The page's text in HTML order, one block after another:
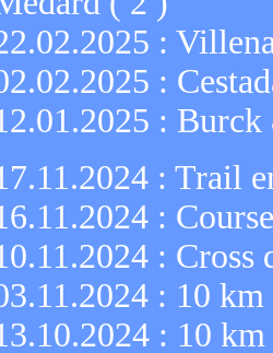
:
:
: Burck
: Trail
:
: Cross
: 10 km
: 10 km